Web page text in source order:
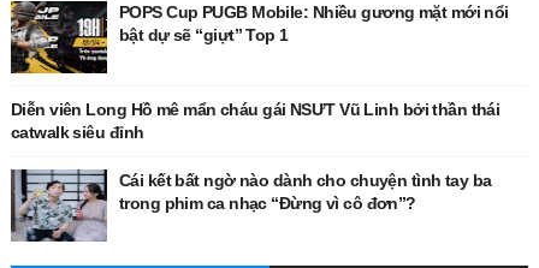
POPS Cup PUGB Mobile: Nhiều gương mặt mới nổi
bật dự sẽ “giựt” Top 1
Diễn viên Long Hồ mê mẩn cháu gái NSƯT Vũ Linh bởi thần thái
catwalk siêu đỉnh
Cái kết bất ngờ nào dành cho chuyện tình tay ba
trong phim ca nhạc “Đừng vì cô đơn”?